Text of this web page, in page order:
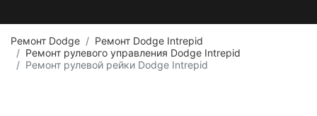
Ремонт Dodge
Ремонт Dodge Intrepid
Ремонт рулевого управления Dodge Intrepid
Ремонт рулевой рейки Dodge Intrepid